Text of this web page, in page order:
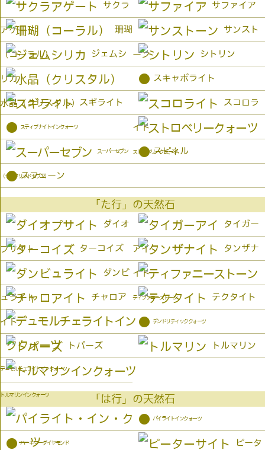
サクラ
アゲート
サファイア
珊瑚
（コーラル）
サンスト
ーン
ジェムシ
リカ
シトリン
水晶（クリスタル）
● スキャポライト
スギライト スコロラ
イト
● スティブナイトインクォーツ
ストロベリークォーツ
スーパーセブン
（セイクリッドセブン）
● スピネル
● スフェーン
「た行」の天然石
ダイオ
プサイト
タイガー
アイ
ターコイズ タンザナ
イト
ダンビ
ュライト ティファニーストーン
チャロア
イト
テクタイト
デュモルチェライトインクォーツ
● デンドリティッククォーツ
トパーズ トルマリン
トルマリンインクォーツ 「は行」の天然石
● パイライトインクォーツ
● ハーキマーダイヤモンド ピータ